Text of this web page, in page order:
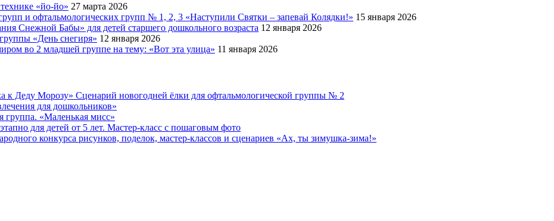
«йо-йо» 27 марта 2026
и офтальмологических групп № 1, 2, 3 «Наступили Святки – запевай Колядки!» 15 января 2026
Снежной Бабы» для детей старшего дошкольного возраста 12 января 2026
«День снегиря» 12 января 2026
во 2 младшей группе на тему: «Вот эта улица» 11 января 2026
к Деду Морозу» Сценарий новогодней ёлки для офтальмологической группы № 2
для дошкольников»
группа. «Маленькая мисс»
для детей от 5 лет. Мастер-класс с пошаговым фото
конкурса рисунков, поделок, мастер-классов и сценариев «Ах, ты зимушка-зима!»